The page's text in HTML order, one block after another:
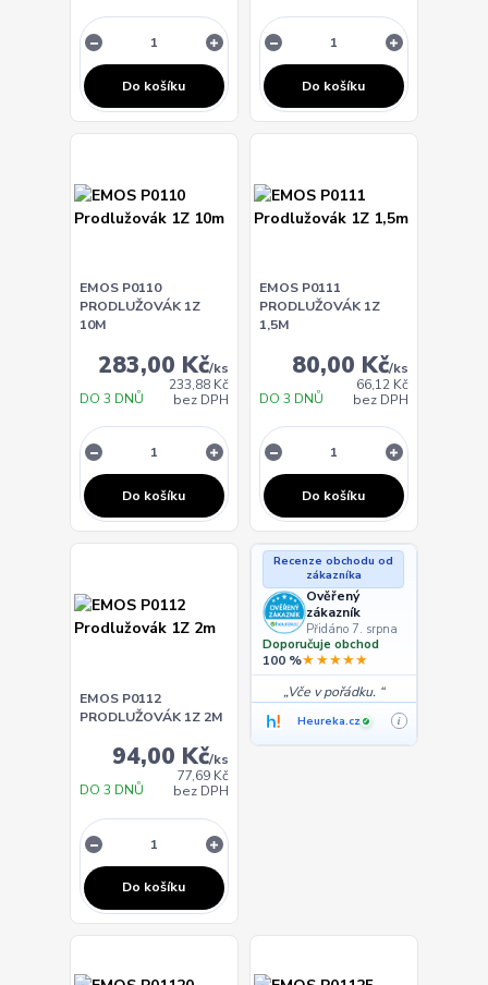
Do košíku Do košíku
EMOS P0110
PRODLUŽOVÁK 1Z
10M
283,00 Kč/ks
233,88 Kč
bez DPH
DO 3 DNŮ
Do košíku
EMOS P0111
PRODLUŽOVÁK 1Z
1,5M
80,00 Kč/ks
66,12 Kč
bez DPH
DO 3 DNŮ
Do košíku
EMOS P0112
PRODLUŽOVÁK 1Z 2M
94,00 Kč/ks
77,69 Kč
bez DPH
DO 3 DNŮ
Do košíku
Recenze obchodu od
zákazníka
Ověřený
zákazník
Přidáno 7. srpna
Doporučuje obchod
100 %★★★★★
Vče v pořádku.
Heureka.cz ✓ i